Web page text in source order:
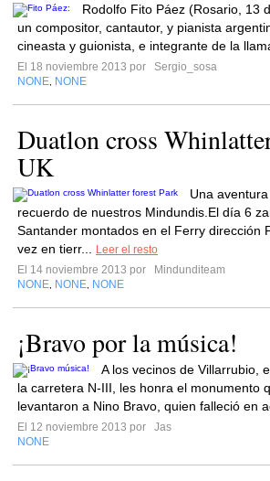
Rodolfo Fito Páez (Rosario, 13
un compositor, cantautor, y pianista
cineasta y guionista, e integrante de la
El 18 noviembre 2013 por
Sergio_sosa
NONE NONE
Duatlon cross
UK
Una
recuerdo de nuestros Mindundis.El día 6
Santander montados en el Ferry dirección
vez en tierr...
Leer el resto
El 14 noviembre 2013 por
Mindunditeam
NONE NONE NONE
¡Bravo por la música!
A los vecinos de Villarrubio,
la carretera N-III, les honra el monumento
levantaron a Nino Bravo, quien falleció en
El 12 noviembre 2013 por
Jas
NONE